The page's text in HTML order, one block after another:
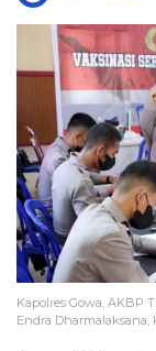
Kapolres Gowa, AKBP
Endra Dharmalaksana,